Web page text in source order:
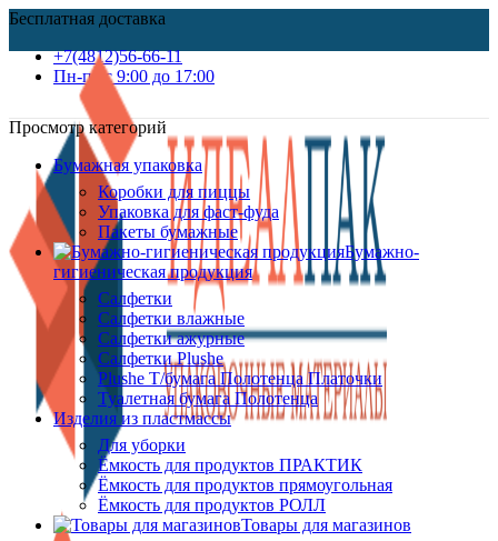
Бесплатная доставка
+7(4812)56-66-11
Пн-пт c 9:00 до 17:00
Просмотр категорий
Бумажная упаковка
Коробки для пиццы
Упаковка для фаст-фуда
Пакеты бумажные
Бумажно-
гигиеническая продукция
Салфетки
Салфетки влажные
Салфетки ажурные
Салфетки Plushe
Plushe Т/бумага Полотенца Платочки
Туалетная бумага Полотенца
Изделия из пластмассы
Для уборки
Ёмкость для продуктов ПРАКТИК
Ёмкость для продуктов прямоугольная
Ёмкость для продуктов РОЛЛ
Товары для магазинов